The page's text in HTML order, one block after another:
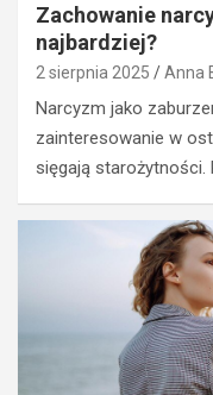
Zachowanie
najbardziej?
2 sierpnia 2025 Anna
Narcyzm jako
zainteresowanie w
sięgają starożytności.